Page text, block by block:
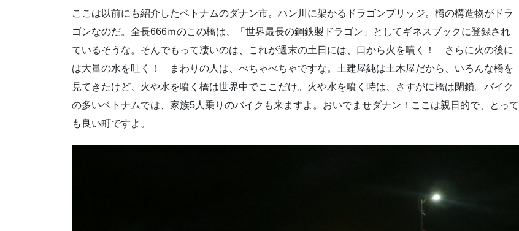
ここは以前にも紹介したベトナムのダナン市。ハン川に架かるドラゴンブリッジ。橋の構造物がドラ
ゴンなのだ。全長666ｍのこの橋は、「世界最長の鋼鉄製ドラゴン」としてギネスブックに登録され
ているそうな。そんでもって凄いのは、これが週末の土日には、口から火を噴く！ さらに火の後に
は大量の水を吐く！ まわりの人は、べちゃべちゃですな。土建屋純は土木屋だから、いろんな橋を
見てきたけど、火や水を噴く橋は世界中でここだけ。火や水を噴く時は、さすがに橋は閉鎖。バイク
の多いベトナムでは、家族5人乗りのバイクも来ますよ。おいでませダナン！ここは親日的で、とって
も良い町ですよ。